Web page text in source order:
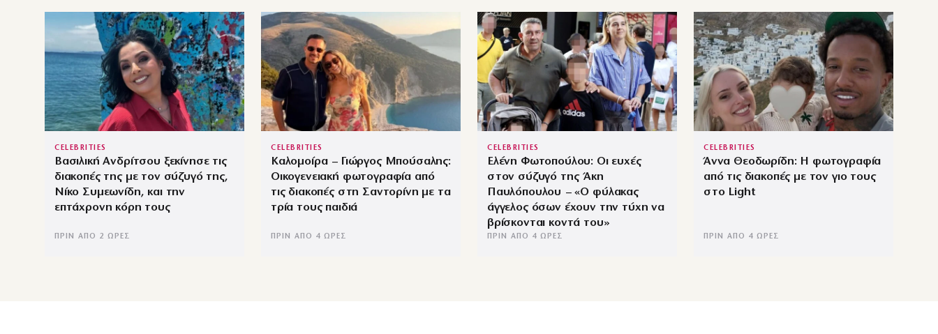
CELEBRITIES
Βασιλική Ανδρίτσου ξεκίνησε τις
διακοπές της με τον σύζυγό της,
Νίκο Συμεωνίδη, και την
επτάχρονη κόρη τους
ΠΡΙΝ ΑΠΌ 2 ΏΡΕΣ
CELEBRITIES
Καλομοίρα – Γιώργος Μπούσαλης:
Οικογενειακή φωτογραφία από
τις διακοπές στη Σαντορίνη με τα
τρία τους παιδιά
ΠΡΙΝ ΑΠΌ 4 ΏΡΕΣ
CELEBRITIES
Ελένη Φωτοπούλου: Οι ευχές
στον σύζυγό της Άκη
Παυλόπουλου – «Ο φύλακας
άγγελος όσων έχουν την τύχη να
βρίσκονται κοντά του»
ΠΡΙΝ ΑΠΌ 4 ΏΡΕΣ
CELEBRITIES
Άννα Θεοδωρίδη: Η φωτογραφία
από τις διακοπές με τον γιο τους
στο Light
ΠΡΙΝ ΑΠΌ 4 ΏΡΕΣ